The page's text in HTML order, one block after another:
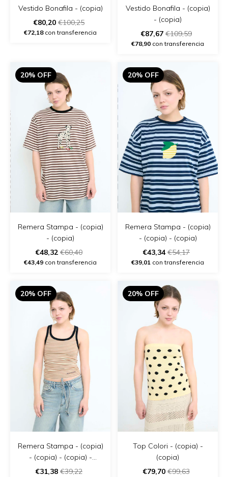
Vestido Bonafila - (copia)
€80,20 €100,25
€72,18con transferencia
Vestido Bonafila - (copia)
- (copia)
€87,67 €109,59
€78,90 con transferencia
20% OFF
Remera Stampa - (copia)
- (copia)
€48,32 €60,40
€43,49 con transferencia
20% OFF
Remera Stampa - (copia)
- (copia) - (copia)
€43,34€54,17
€39,01 con transferencia
20% OFF
Remera Stampa - (copia)
- (copia) - (copia) -
(copia)
€31,38 €39,22
20% OFF
Top Colori - (copia) -
(copia)
€79,70 €99,63